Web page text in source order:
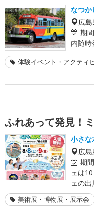
なつか
広島
期間
内随
体験イベント・アクティ
ふれあって発見！
小さな
広島
期間
ェは
ェの
美術展・博物展・展示会